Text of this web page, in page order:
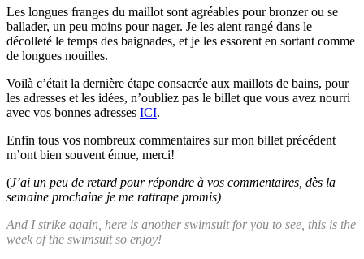
Les longues franges du maillot sont agréables pour bronzer ou se
ballader, un peu moins pour nager. Je les aient rangé dans le
décolleté le temps des baignades, et je les essorent en sortant comme
de longues nouilles.
Voilà c’était la dernière étape consacrée aux maillots de bains, pour
les adresses et les idées, n’oubliez pas le billet que vous avez nourri
avec vos bonnes adresses ICI.
Enfin tous vos nombreux commentaires sur mon billet précédent
m’ont bien souvent émue, merci!
(J’ai un peu de retard pour répondre à vos commentaires, dès la
semaine prochaine je me rattrape promis)
And I strike again, here is another swimsuit for you to see, this is the
week of the swimsuit so enjoy!